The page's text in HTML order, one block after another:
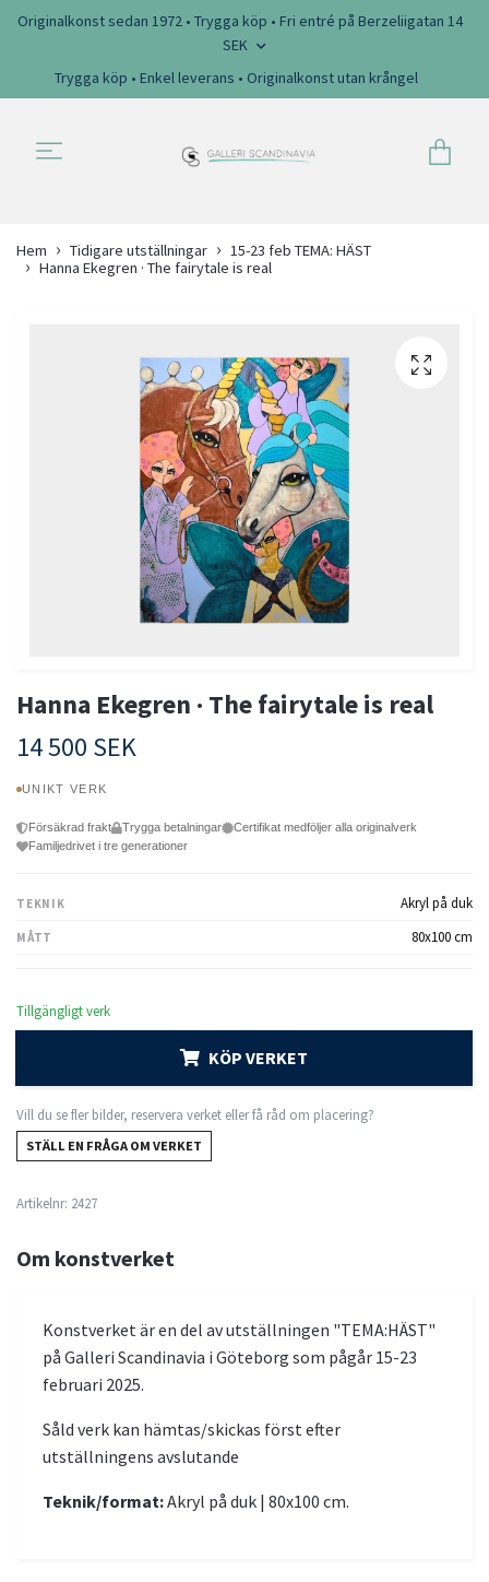
Originalkonst sedan 1972 • Trygga köp • Fri entré på Berzeliigatan 14
SEK
Trygga köp • Enkel leverans • Originalkonst utan krångel
Hem Tidigare utställningar
15-23 feb TEMA: HÄST
Hanna Ekegren · The fairytale is real
Hanna Ekegren · The fairytale is real
14 500 SEK
UNIKT VERK
Försäkrad frakt Trygga betalningar
Certifikat medföljer alla originalverk
Familjedrivet i tre generationer
TEKNIK Akryl på duk
MÅTT 80x100 cm
Tillgängligt verk
KÖP VERKET
Vill du se fler bilder, reservera verket eller få råd om placering?
STÄLL EN FRÅGA OM VERKET
Artikelnr: 2427
Om konstverket
Konstverket är en del av utställningen "TEMA:HÄST"
på Galleri Scandinavia i Göteborg som pågår 15-23
februari 2025.
Såld verk kan hämtas/skickas först efter
utställningens avslutande
Teknik/format:Akryl på duk | 80x100 cm.